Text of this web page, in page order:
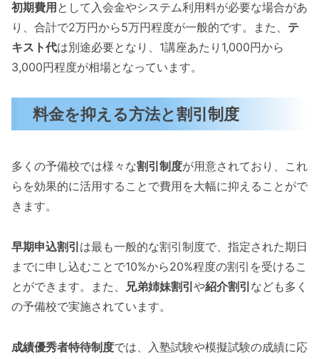
初期費用 として入会金やシステム利用料が必要な場合があ
り、合計で2万円から5万円程度が一般的です。また、 テ
キスト代は別途必要となり、1講座あたり1,000円から
3,000円程度が相場となっています。
料金を抑える方法と割引制度
多くの予備校では様々な割引制度が用意されており、これ
らを効果的に活用することで費用を大幅に抑えることがで
きます。
早期申込割引 は最も一般的な割引制度で、指定された期日
までに申し込むことで10%から20%程度の割引を受けるこ
とができます。また、 兄弟姉妹割引 や紹介割引 なども多く
の予備校で実施されています。
成績優秀者特待制度では、入塾試験や模擬試験の成績に応